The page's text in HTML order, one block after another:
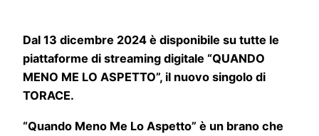
Dal 13 dicembre 2024 è disponibile su tutte le
piattaforme di streaming digitale “QUANDO
MENO ME LO ASPETTO”, il nuovo singolo di
TORACE.
“Quando Meno Me Lo Aspetto” è un brano che